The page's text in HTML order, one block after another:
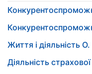
Життя і діяльність
Діяльність